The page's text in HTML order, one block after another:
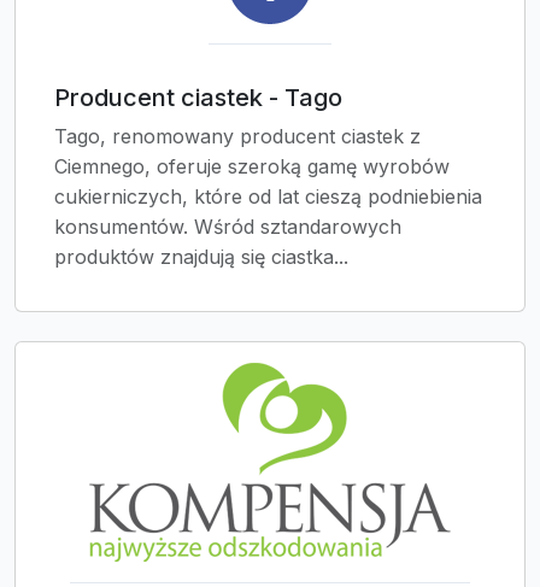
Producent ciastek - Tago
Tago, renomowany producent ciastek z
Ciemnego, oferuje szeroką gamę wyrobów
cukierniczych, które od lat cieszą podniebienia
konsumentów. Wśród sztandarowych
produktów znajdują się ciastka...